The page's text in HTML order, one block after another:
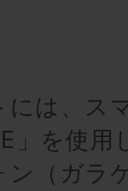
には、ス
」を使用
ン（ガラ